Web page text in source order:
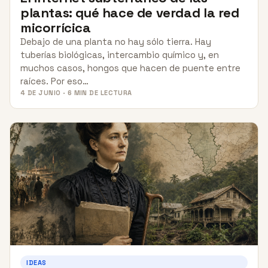
plantas: qué hace de verdad la red
micorrícica
Debajo de una planta no hay sólo tierra. Hay
tuberías biológicas, intercambio químico y, en
muchos casos, hongos que hacen de puente entre
raíces. Por eso…
4 DE JUNIO · 6 MIN DE LECTURA
IDEAS